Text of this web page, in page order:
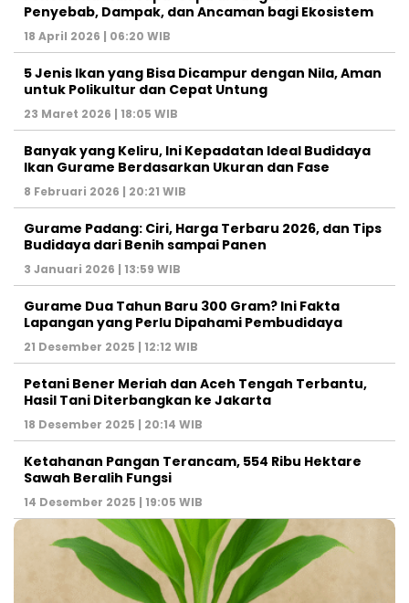
Penyebab, Dampak, dan Ancaman bagi Ekosistem
18 April 2026 | 06:20 WIB
5 Jenis Ikan yang Bisa Dicampur dengan Nila, Aman
untuk Polikultur dan Cepat Untung
23 Maret 2026 | 18:05 WIB
Banyak yang Keliru, Ini Kepadatan Ideal Budidaya
Ikan Gurame Berdasarkan Ukuran dan Fase
8 Februari 2026 | 20:21 WIB
Gurame Padang: Ciri, Harga Terbaru 2026, dan Tips
Budidaya dari Benih sampai Panen
3 Januari 2026 | 13:59 WIB
Gurame Dua Tahun Baru 300 Gram? Ini Fakta
Lapangan yang Perlu Dipahami Pembudidaya
21 Desember 2025 | 12:12 WIB
Petani Bener Meriah dan Aceh Tengah Terbantu,
Hasil Tani Diterbangkan ke Jakarta
18 Desember 2025 | 20:14 WIB
Ketahanan Pangan Terancam, 554 Ribu Hektare
Sawah Beralih Fungsi
14 Desember 2025 | 19:05 WIB